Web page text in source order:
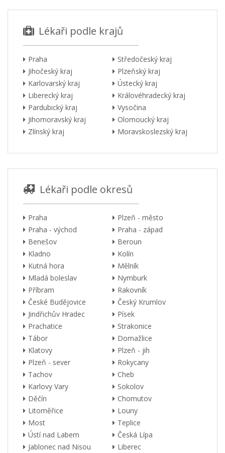
Lékaři podle krajů
Praha
Středočeský kraj
Jihočeský kraj
Plzeňský kraj
Karlovarský kraj
Ústecký kraj
Liberecký kraj
Královéhradecký kraj
Pardubický kraj
Vysočina
Jihomoravský kraj
Olomoucký kraj
Zlínský kraj
Moravskoslezský kraj
Lékaři podle okresů
Praha
Plzeň - město
Praha - východ
Praha - západ
Benešov
Beroun
Kladno
Kolín
Kutná hora
Mělník
Mladá boleslav
Nymburk
Příbram
Rakovník
České Budějovice
Český Krumlov
Jindřichův Hradec
Písek
Prachatice
Strakonice
Tábor
Domažlice
Klatovy
Plzeň - jih
Plzeň - sever
Rokycany
Tachov
Cheb
Karlovy Vary
Sokolov
Děčín
Chomutov
Litoměřice
Louny
Most
Teplice
Ústí nad Labem
Česká Lípa
Jablonec nad Nisou
Liberec